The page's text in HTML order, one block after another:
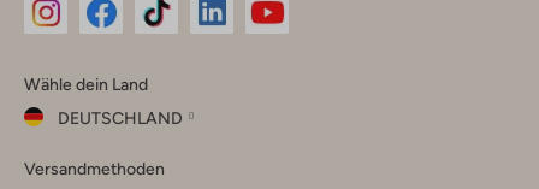
Instagram
Facebook
TikTok
Wähle dein Land
DEUTSCHLAND
dein
Versandmethoden